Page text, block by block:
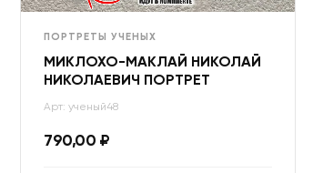
ПОРТРЕТЫ УЧЕНЫХ
МИКЛОХО-МАКЛАЙ НИКОЛАЙ
НИКОЛАЕВИЧ ПОРТРЕТ
Арт: ученый48
790,00 ₽